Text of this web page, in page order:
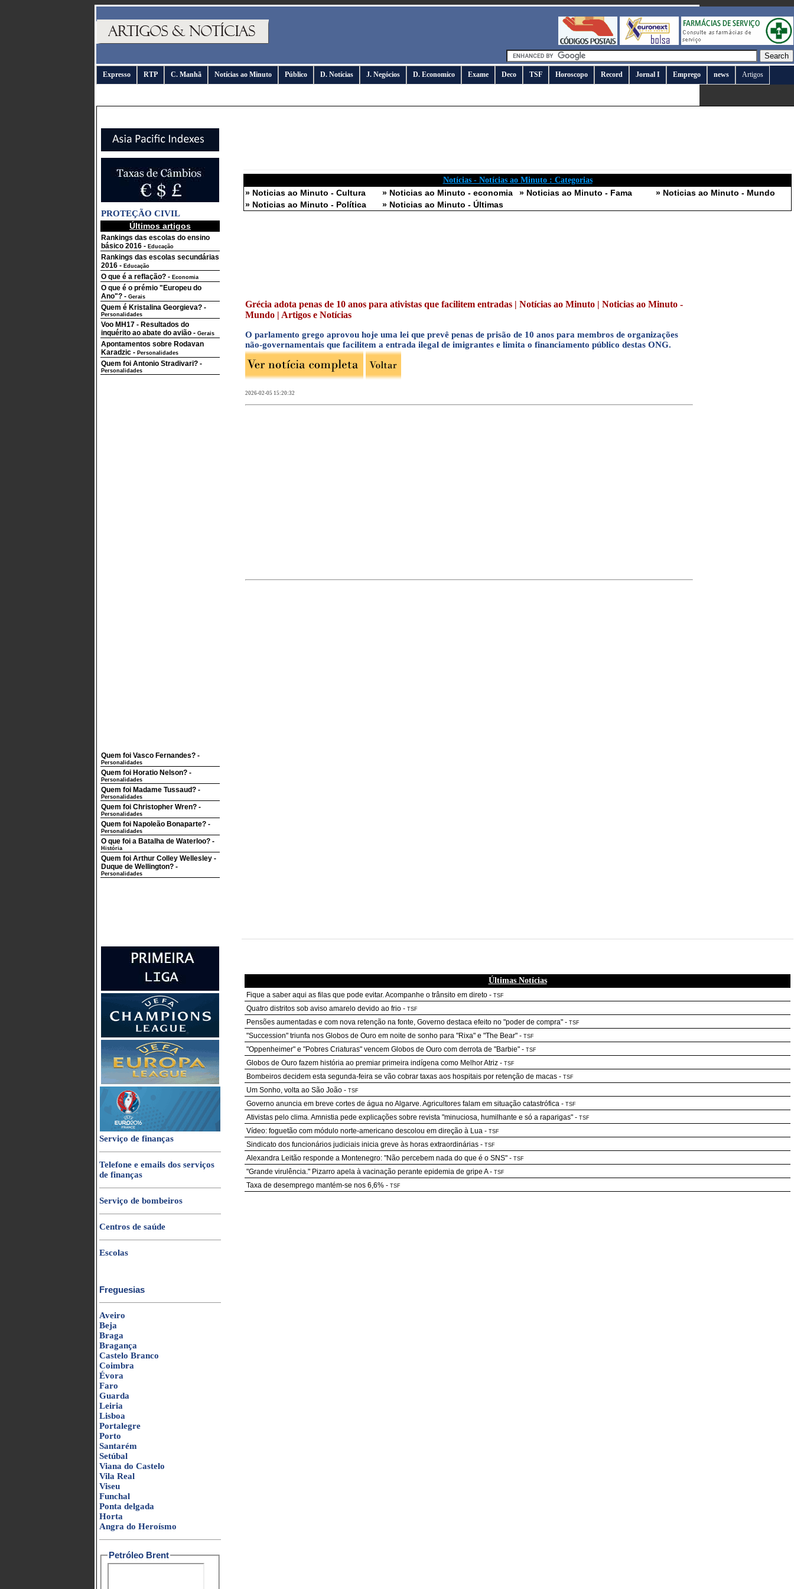
Expresso RTP C. Manhã Notícias ao Minuto Público D. Notícias J. Negócios D. Economico Exame Deco TSF Horoscopo Record Jornal I Emprego news Artigos
PROTEÇÃO CIVIL
Últimos artigos
Rankings das escolas do ensino
básico 2016 - Educação
Rankings das escolas secundárias
2016 - Educação
O que é a reflação? - Economia
O que é o prémio "Europeu do
Ano"? - Gerais
Quem é Kristalina Georgieva? -
Personalidades
Voo MH17 - Resultados do
inquérito ao abate do avião - Gerais
Apontamentos sobre Rodavan
Karadzic - Personalidades
Quem foi Antonio Stradivari? -
Personalidades
Quem foi Vasco Fernandes? -
Personalidades
Quem foi Horatio Nelson? -
Personalidades
Quem foi Madame Tussaud? -
Personalidades
Quem foi Christopher Wren? -
Personalidades
Quem foi Napoleão Bonaparte? -
Personalidades
O que foi a Batalha de Waterloo? -
História
Quem foi Arthur Colley Wellesley -
Duque de Wellington? -
Personalidades
Serviço de finanças
Telefone e emails dos serviços
de finanças
Serviço de bombeiros
Centros de saúde
Escolas
Freguesias
Aveiro
Beja
Braga
Bragança
Castelo Branco
Coimbra
Évora
Faro
Guarda
Leiria
Lisboa
Portalegre
Porto
Santarém
Setúbal
Viana do Castelo
Vila Real
Viseu
Funchal
Ponta delgada
Horta
Angra do Heroísmo
Petróleo Brent
Notícias - Notícias ao Minuto : Categorias
» Noticias ao Minuto - Cultura » Noticias ao Minuto - economia » Noticias ao Minuto - Fama
» Noticias ao Minuto - Mundo
» Noticias ao Minuto - Política
» Noticias ao Minuto - Últimas
Grécia adota penas de 10 anos para ativistas que facilitem entradas | Notícias ao Minuto | Noticias ao Minuto -
Mundo | Artigos e Notícias
O parlamento grego aprovou hoje uma lei que prevê penas de prisão de 10 anos para membros de organizações
não-governamentais que facilitem a entrada ilegal de imigrantes e limita o financiamento público destas ONG.
2026-02-05 15:20:32
Últimas Notícias
Fique a saber aqui as filas que pode evitar. Acompanhe o trânsito em direto - TSF
Quatro distritos sob aviso amarelo devido ao frio - TSF
Pensões aumentadas e com nova retenção na fonte, Governo destaca efeito no "poder de compra" - TSF
"Succession" triunfa nos Globos de Ouro em noite de sonho para "Rixa" e "The Bear" - TSF
"Oppenheimer" e "Pobres Criaturas" vencem Globos de Ouro com derrota de "Barbie" - TSF
Globos de Ouro fazem história ao premiar primeira indígena como Melhor Atriz - TSF
Bombeiros decidem esta segunda-feira se vão cobrar taxas aos hospitais por retenção de macas - TSF
Um Sonho, volta ao São João - TSF
Governo anuncia em breve cortes de água no Algarve. Agricultores falam em situação catastrófica - TSF
Ativistas pelo clima. Amnistia pede explicações sobre revista "minuciosa, humilhante e só a raparigas" - TSF
Vídeo: foguetão com módulo norte-americano descolou em direção à Lua - TSF
Sindicato dos funcionários judiciais inicia greve às horas extraordinárias - TSF
Alexandra Leitão responde a Montenegro: "Não percebem nada do que é o SNS" - TSF
"Grande virulência." Pizarro apela à vacinação perante epidemia de gripe A- TSF
Taxa de desemprego mantém-se nos 6,6% - TSF